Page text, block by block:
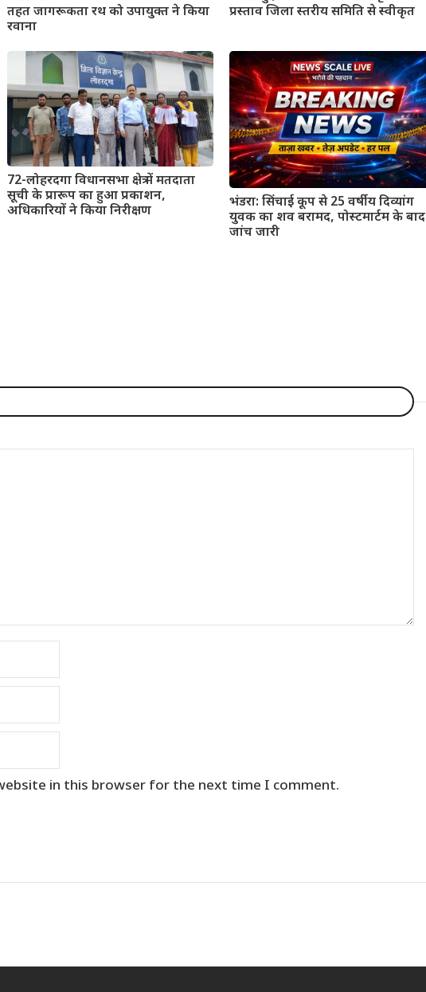
तहत जागरूकता रथ को उपायुक्त ने किया
रवाना
प्रस्ताव जिला स्तरीय समिति से स्वीकृत
72-लोहरदगा विधानसभा क्षेत्र में मतदाता
सूची के प्रारूप का हुआ प्रकाशन,
अधिकारियों ने किया निरीक्षण
भंडरा: सिंचाई कूप से 25 वर्षीय दिव्यांग
युवक का शव बरामद, पोस्टमार्टम के बाद
जांच जारी
in this browser for the next time I comment.